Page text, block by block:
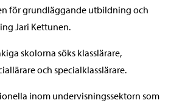
för grundläggande utbildning och
Jari Kettunen.
skolorna söks klasslärare,
och specialklasslärare.
inom undervisningssektorn som